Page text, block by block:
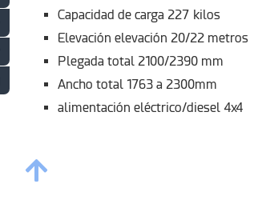
Capacidad de carga 227 kilos
Elevación elevación 20/22 metros
Plegada total 2100/2390 mm
Ancho total 1763 a 2300mm
alimentación eléctrico/diesel 4x4